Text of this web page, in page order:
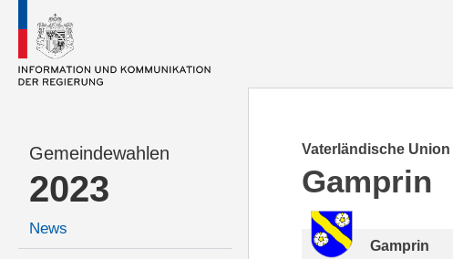
Gemeindewahlen
2023
News
Vaterländische Union
Gamprin
Gamprin